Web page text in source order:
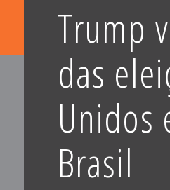
Trump
das
Unidos
Brasil